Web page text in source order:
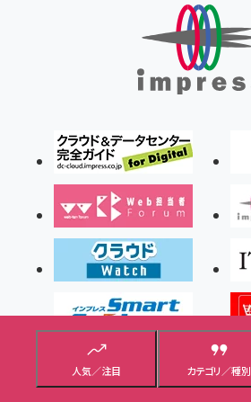
人気／注目 カテゴリ／種別